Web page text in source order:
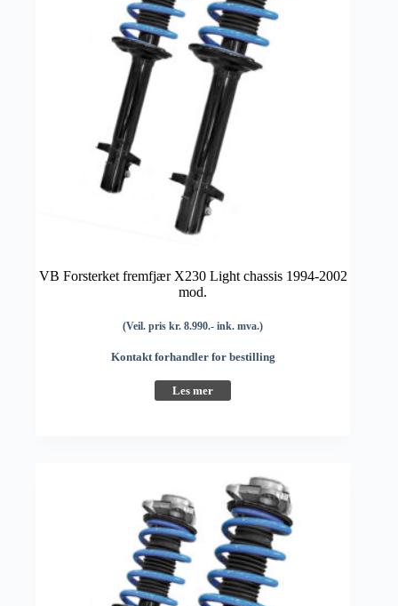
VB Forsterket fremfjær X230 Light chassis 1994-2002
mod.
(Veil. pris kr. 8.990.- ink. mva.)
Kontakt forhandler for bestilling
Les mer